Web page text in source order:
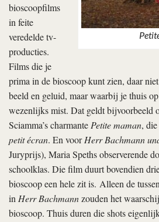
bioscoopfilms
in feite
veredelde tv-
producties.
Films die je
prima in de bioscoop kunt zien, daar
beeld en geluid, maar waarbij je thuis
wezenlijks mist. Dat geldt bijvoorbeeld
Sciamma’s charmantePetite maman,
petit écran. En voorHerr Bachmann
Juryprijs), Maria Speths observerende
schoolklas. Die film duurt bovendien
bioscoop een hele zit is. Alleen de
inHerr Bachmannzouden het
bioscoop. Thuis duren die shots